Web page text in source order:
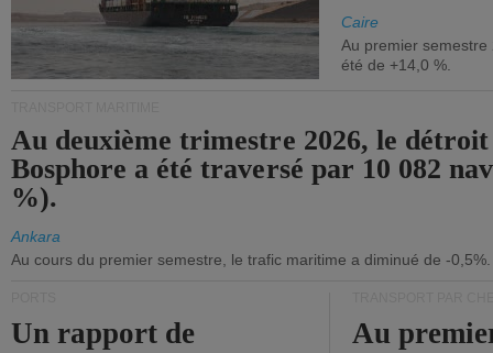
Caire
Au premier
été de +14,0 %.
Au deuxième trimestre 2026, le
Bosphore a été traversé par 10 082
%).
Ankara
Au cours du premier semestre, le trafic maritime a diminué de -0,5%.
Un rapport de
Au